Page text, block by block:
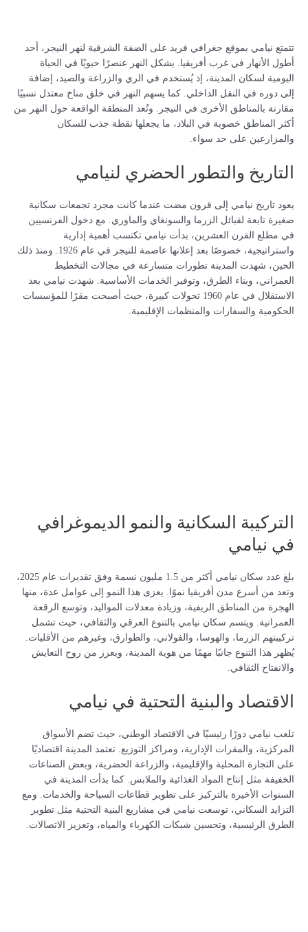
تتمتع نيامي بموقع جغرافي فريد على الضفة الشرقية لنهر النيجر، أحد
أطول الأنهار في غرب أفريقيا. يشكل النهر عنصرًا حيويًا في الحياة
اليومية لسكان المدينة، إذ يُستخدم في الري والزراعة والصيد، إضافة
إلى دوره في النقل الداخلي. كما يسهم النهر في خلق مناخ معتدل نسبيًا
مقارنة بالمناطق الأخرى في النيجر. وتُعد المنطقة الواقعة حول النهر من
أكثر المناطق خصوبة في البلاد، ما يجعلها نقطة جذب للسكان
والمزارعين على حد سواء.
التاريخ والتطور الحضري لنيامي
يعود تاريخ نيامي إلى قرون مضت عندما كانت مجرد تجمعات سكانية
صغيرة تابعة لقبائل الزرما والسونغاي والماوري. مع دخول الفرنسيين
في مطلع القرن العشرين، بدأت نيامي تكتسب أهمية إدارية
واستراتيجية، خصوصًا بعد إعلانها عاصمة للنيجر في عام 1926. ومنذ ذلك
الحين، شهدت المدينة تطورات متسارعة في مجالات التخطيط
العمراني، وبناء الطرق، وتوفير الخدمات الأساسية. شهدت نيامي بعد
الاستقلال في عام 1960 تحولات كبيرة، حيث أصبحت مقرًا للمؤسسات
الحكومية والسفارات والمنظمات الإقليمية.
التركيبة السكانية والنمو الديموغرافي
في نيامي
بلغ عدد سكان نيامي أكثر من 1.5 مليون نسمة وفق تقديرات عام 2025،
وتعد من أسرع مدن أفريقيا نموًا. يعزى هذا النمو إلى عوامل عدة، منها
الهجرة من المناطق الريفية، وزيادة معدلات المواليد، وتوسع الرقعة
العمرانية. ويتسم سكان نيامي بالتنوع العرقي والثقافي، حيث تشمل
تركيبتهم الزرما، والهوسا، والفولاني، والطوارق، وغيرهم من الأقليات.
يُظهر هذا التنوع جانبًا مهمًا من هوية المدينة، ويعزز من روح التعايش
والانفتاح الثقافي.
الاقتصاد والبنية التحتية في نيامي
تلعب نيامي دورًا رئيسيًا في الاقتصاد الوطني، حيث تضم الأسواق
المركزية، والمقرات الإدارية، ومراكز التوزيع. تعتمد المدينة اقتصاديًا
على التجارة المحلية والإقليمية، والزراعة الحضرية، وبعض الصناعات
الخفيفة مثل إنتاج المواد الغذائية والملابس. كما بدأت المدينة في
السنوات الأخيرة بالتركيز على تطوير قطاعات السياحة والخدمات. ومع
التزايد السكاني، توسعت نيامي في مشاريع البنية التحتية مثل تطوير
الطرق الرئيسية، وتحسين شبكات الكهرباء والمياه، وتعزيز الاتصالات.